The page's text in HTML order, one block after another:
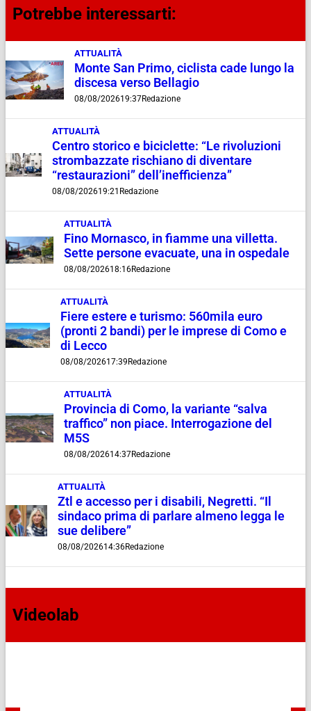
Potrebbe interessarti:
ATTUALITÀ
Monte San Primo, ciclista cade lungo la
discesa verso Bellagio
08/08/202619:37Redazione
ATTUALITÀ
Centro storico e biciclette: “Le rivoluzioni
strombazzate rischiano di diventare
“restaurazioni” dell’inefficienza”
08/08/202619:21 Redazione
ATTUALITÀ
Fino Mornasco, in fiamme una villetta.
Sette persone evacuate, una in ospedale
08/08/202618:16Redazione
ATTUALITÀ
Fiere estere e turismo: 560mila euro
(pronti 2 bandi) per le imprese di Como e
di Lecco
08/08/202617:39 Redazione
ATTUALITÀ
Provincia di Como, la variante “salva
traffico” non piace. Interrogazione del
M5S
08/08/202614:37Redazione
ATTUALITÀ
Ztl e accesso per i disabili, Negretti. “Il
sindaco prima di parlare almeno legga le
sue delibere”
08/08/202614:36Redazione
Videolab